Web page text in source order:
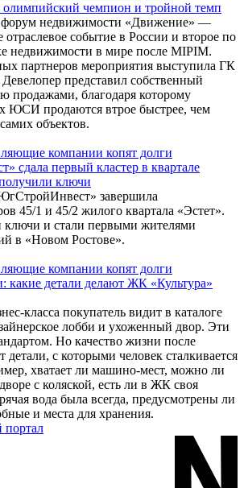
олимпийский чемпион и тройной темп
форум недвижимости «Движение» —
отраслевое событие в России и второе по
недвижимости в мире после MIPIM.
партнеров мероприятия выступила ГК
представил собственный
продажами, благодаря которому
ЮСИ продаются втрое быстрее, чем
объектов.
сдала первый кластер в квартале
ключи
завершила
45/1 и 45/2 жилого квартала «Эстет».
ключи и стали первыми жителями
в «Новом Ростове».
какие детали делают ЖК «Культура»
класса покупатель видит в каталоге
лобби и ухоженный двор. Эти
Но качество жизни после
детали, с которыми человек сталкивается
хватает ли машино-мест, можно ли
с коляской, есть ли в ЖК своя
вода была всегда, предусмотрены ли
и места для хранения.
портал